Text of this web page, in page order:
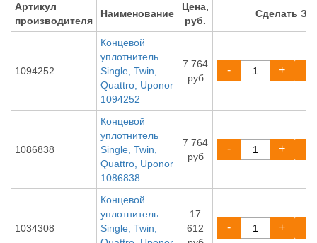
Артикул
производителя
Наименование
Цена,
руб.
Сделать
1094252
Концевой
уплотнитель
Single, Twin,
Quattro, Uponor
1094252
7 764
руб
- +
1086838
Концевой
уплотнитель
Single, Twin,
Quattro, Uponor
1086838
7 764
руб
- +
1034308
Концевой
уплотнитель
Single, Twin,
17
612
- +